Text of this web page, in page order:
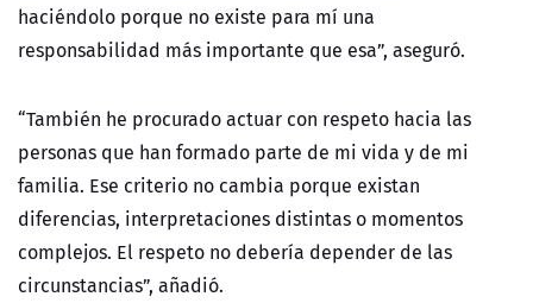
haciéndolo porque no existe para mí una
responsabilidad más importante que esa”, aseguró.
“También he procurado actuar con respeto hacia las
personas que han formado parte de mi vida y de mi
familia. Ese criterio no cambia porque existan
diferencias, interpretaciones distintas o momentos
complejos. El respeto no debería depender de las
circunstancias”, añadió.